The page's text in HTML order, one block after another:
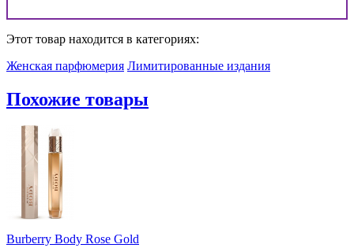
Этот товар находится в категориях:
Женская парфюмерия Лимитированные издания
Похожие товары
Burberry Body Rose Gold